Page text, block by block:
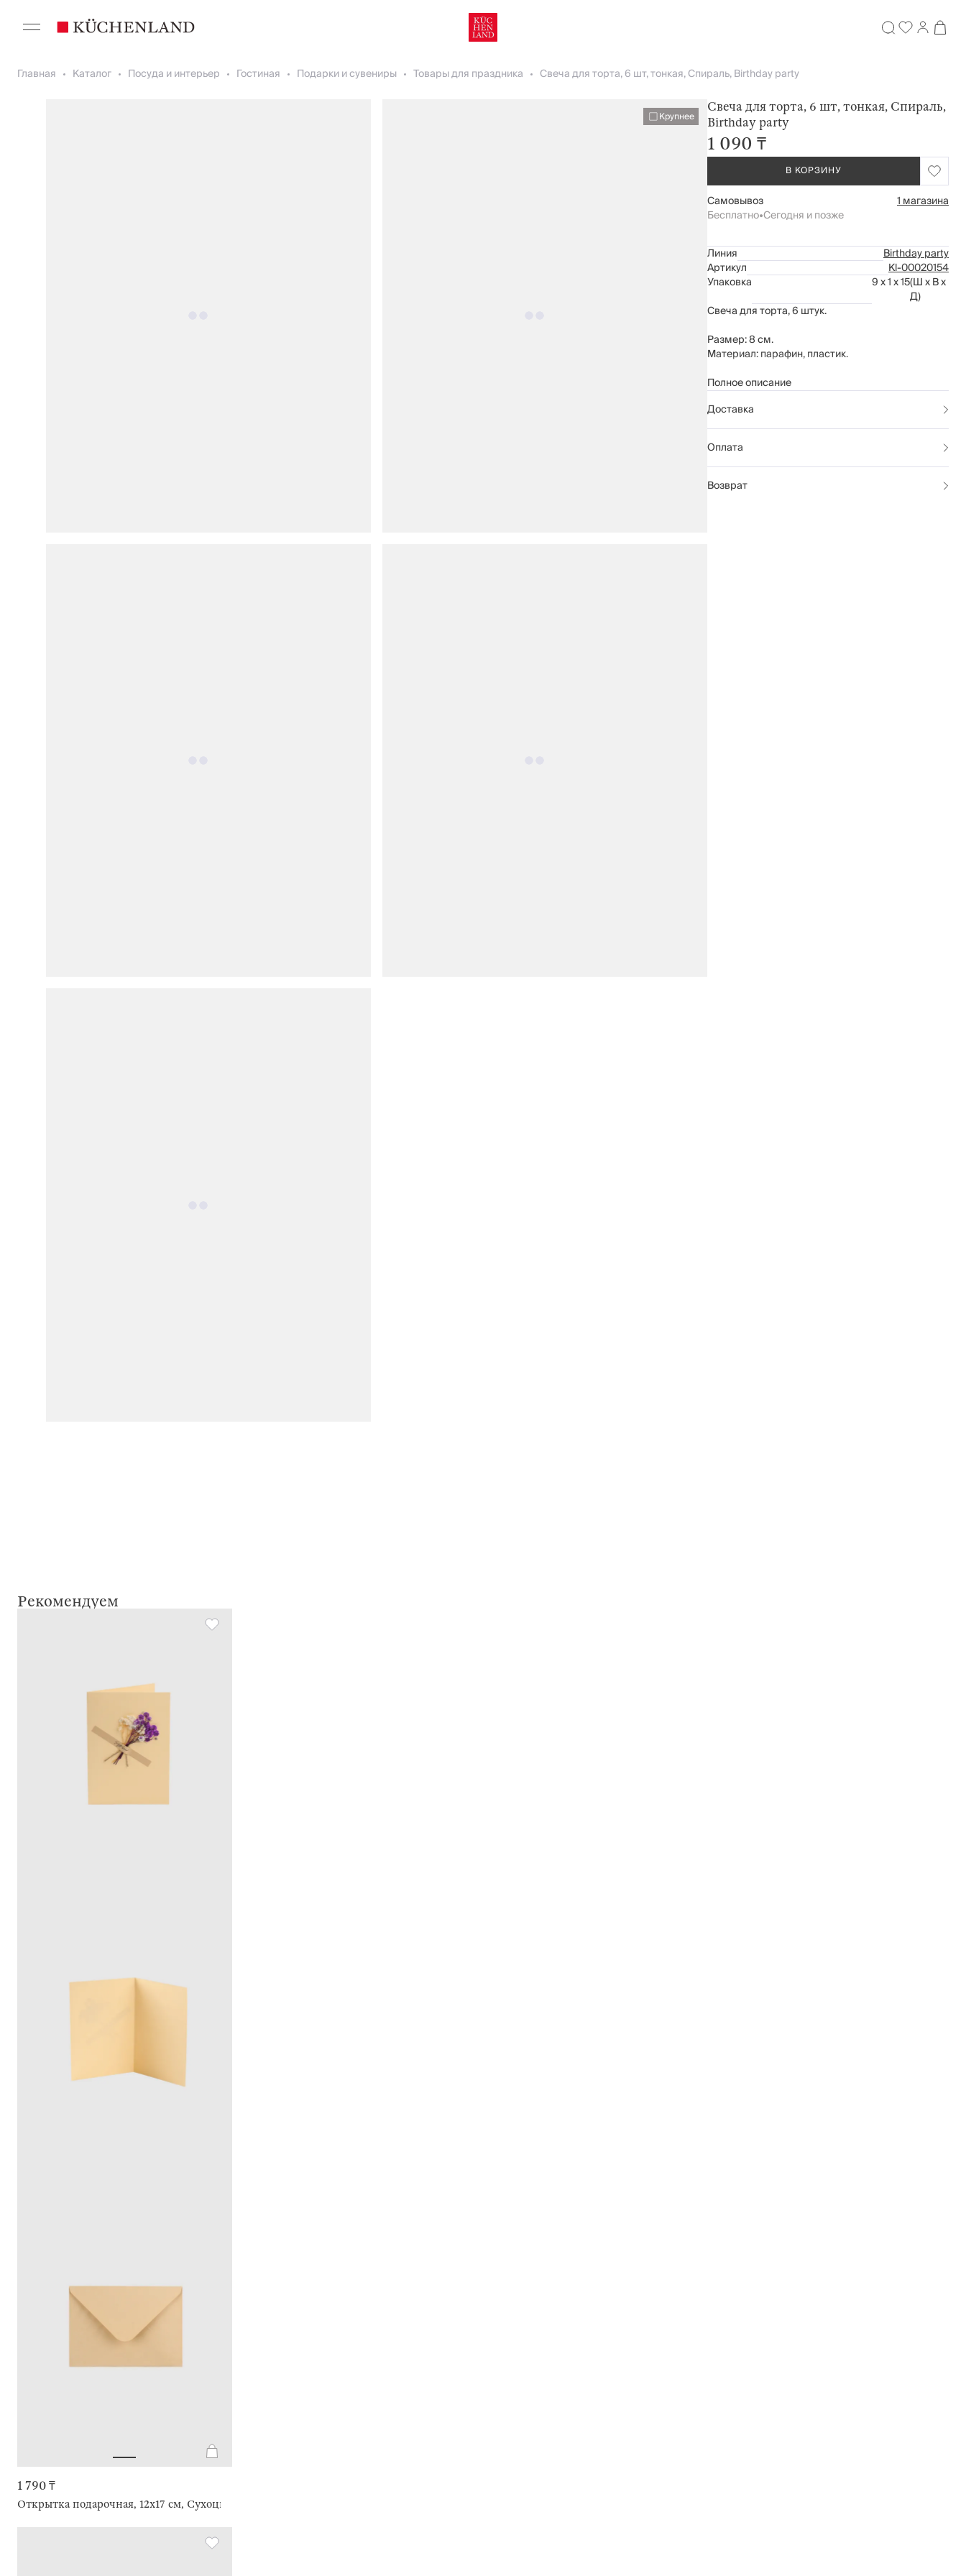
Главная Каталог Посуда и интерьер Гостиная Подарки и сувениры Товары для праздника Свеча для торта, 6 шт, тонкая, Спираль, Birthday party
Крупнее
Свеча для торта, 6 шт, тонкая, Спираль,
Birthday party
1 090 ₸
В КОРЗИНУ
Самовывоз
1 магазина
Бесплатно•Сегодня и позже
Линия
Birthday party
Артикул
Kl-00020154
Упаковка
9 x 1 x 15(Ш x В x
Д)
Свеча для торта, 6 штук.
Размер: 8 см.
Материал: парафин, пластик.
Не зажигать вблизи легковоспламеняющихся
для детей.
Полное описание
Доставка
Оплата
Возврат
Рекомендуем
1 790 ₸
Открытка подарочная, 12х17 см, Сухоцветы в вазе, Congrats